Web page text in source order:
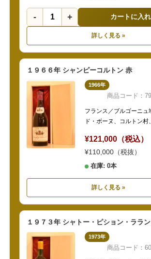
- + カートに入
詳しく見る »
１９６６年 シャンピーコルトン 赤
1966年
商品コード：
フランス／ブルゴーニュ
ド・ボーヌ、コルトン村
¥121,000（税込）
¥110,000（税抜）
在庫: 0本
詳しく見る »
１９７３年 シャトー・ピション・ララ
1973年
商品コード：